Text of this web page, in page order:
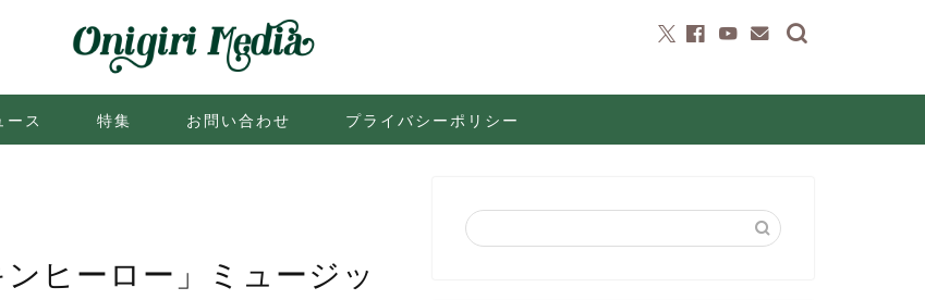
ース 特集 お問い合わせ プライバシーポリシー
ヒーロー」ミュージッ